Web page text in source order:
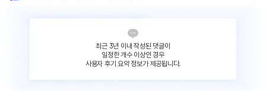
최근 3년 이내 작성된 댓글이
일정한 개수 이상인 경우
사용자 후기 요약 정보가 제공됩니다.